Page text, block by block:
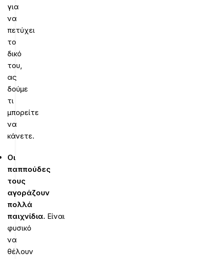
για
να
πετύχει
το
δικό
του,
ας
δούμε
τι
μπορείτε
να
κάνετε.
Οι
παππούδες
τους
αγοράζουν
πολλά
παιχνίδια. Είναι
φυσικό
να
θέλουν